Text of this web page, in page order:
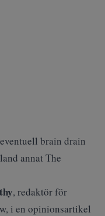
brain drain
annat The
, redaktör för
i en opinionsartikel